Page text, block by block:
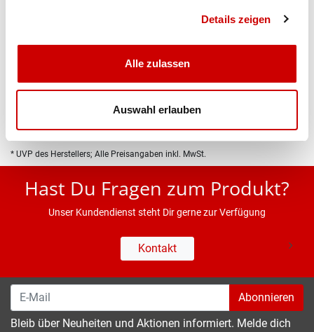
Details zeigen
Alle zulassen
Auswahl erlauben
Produktbeschreibung
* UVP des Herstellers; Alle Preisangaben inkl. MwSt.
Hast Du Fragen zum Produkt?
Unser Kundendienst steht Dir gerne zur Verfügung
Kontakt
Abonnieren
Bleib über Neuheiten und Aktionen informiert. Melde dich